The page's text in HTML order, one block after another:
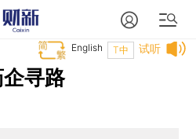
试听
T中
English
寻路